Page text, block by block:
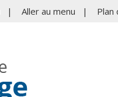
| Aller au menu | Plan